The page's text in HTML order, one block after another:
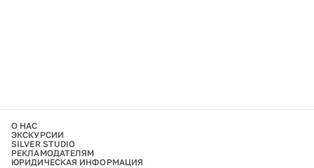
О НАС
ЭКСКУРСИИ
SILVER STUDIO
РЕКЛАМОДАТЕЛЯМ
ЮРИДИЧЕСКАЯ ИНФОРМАЦИЯ